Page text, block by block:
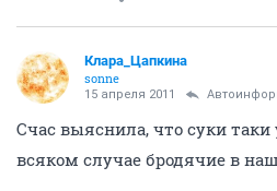
Клара_Цапкина
sonne
15 апреля 2011
Счас выяснила, что суки таки
всяком случае бродячие в